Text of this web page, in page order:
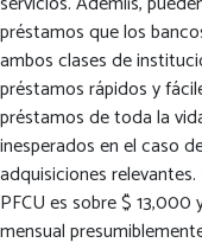
préstamos que los
ambos clases de
préstamos rápidos y
préstamos de toda la
inesperados en el caso
adquisiciones
PFCU es sobre $
mensual